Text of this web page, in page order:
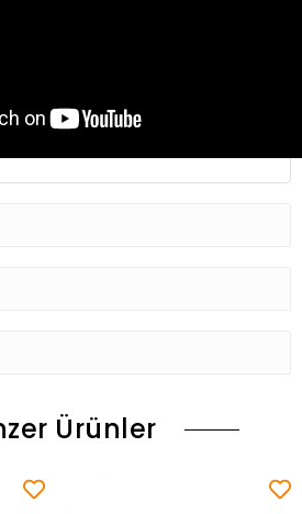
Ürünler